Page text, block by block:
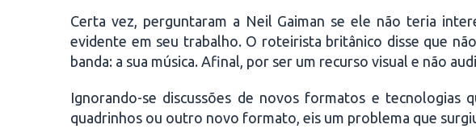
Certa vez, perguntaram a Neil Gaiman se ele não teria
evidente em seu trabalho. O roteirista britânico disse que
banda: a sua música. Afinal, por ser um recurso visual e não
Ignorando-se discussões de novos formatos e tecnologias
quadrinhos ou outro novo formato, eis um problema que